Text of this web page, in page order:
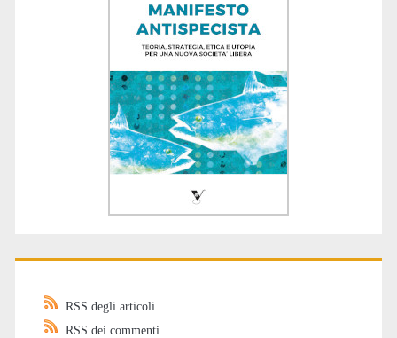
RSS degli articoli
RSS dei commenti